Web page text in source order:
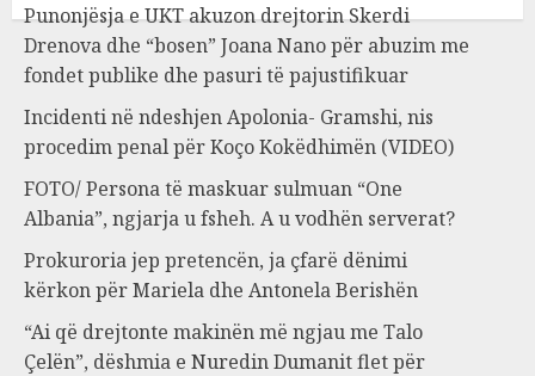
Punonjësja e UKT akuzon drejtorin Skerdi
Drenova dhe “bosen” Joana Nano për abuzim me
fondet publike dhe pasuri të pajustifikuar
Incidenti në ndeshjen Apolonia- Gramshi, nis
procedim penal për Koço Kokëdhimën (VIDEO)
FOTO/ Persona të maskuar sulmuan “One
Albania”, ngjarja u fsheh. A u vodhën serverat?
Prokuroria jep pretencën, ja çfarë dënimi
kërkon për Mariela dhe Antonela Berishën
“Ai që drejtonte makinën më ngjau me Talo
Çelën”, dëshmia e Nuredin Dumanit flet për